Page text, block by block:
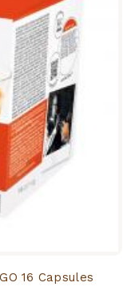
16 Capsules